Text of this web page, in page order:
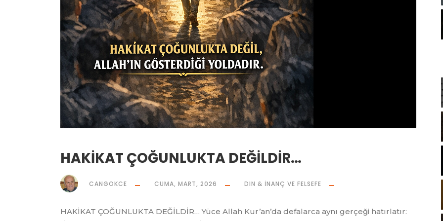
HAKİKAT ÇOĞUNLUKTA DEĞİLDİR…
CANGOKCE CUMA, MART, 2026 DIN & İNANÇ VE FELSEFE
HAKİKAT ÇOĞUNLUKTA DEĞİLDİR… Yüce Allah Kur’an’da defalarca aynı gerçeği hatırlatır: